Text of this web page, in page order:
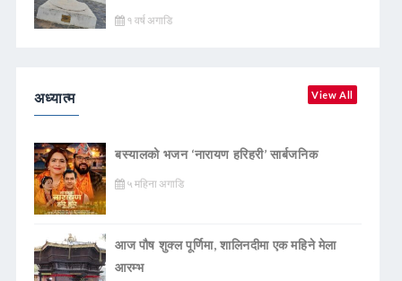
१ वर्ष अगाडि
अध्यात्म View All
बस्यालको भजन ‘नारायण हरिहरी’ सार्बजनिक
५ महिना अगाडि
आज पौष शुक्ल पूर्णिमा, शालिनदीमा एक महिने मेला
आरम्भ